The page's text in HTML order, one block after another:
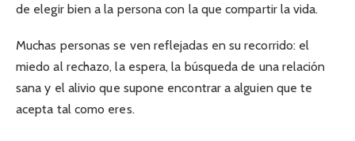
de elegir bien a la persona con la que compartir la vida.
Muchas personas se ven reflejadas en su recorrido: el
miedo al rechazo, la espera, la búsqueda de una relación
sana y el alivio que supone encontrar a alguien que te
acepta tal como eres.